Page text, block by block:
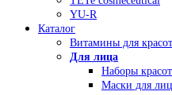
YU-R
Каталог
Витамины для
Для лица
Наборы
Маски для